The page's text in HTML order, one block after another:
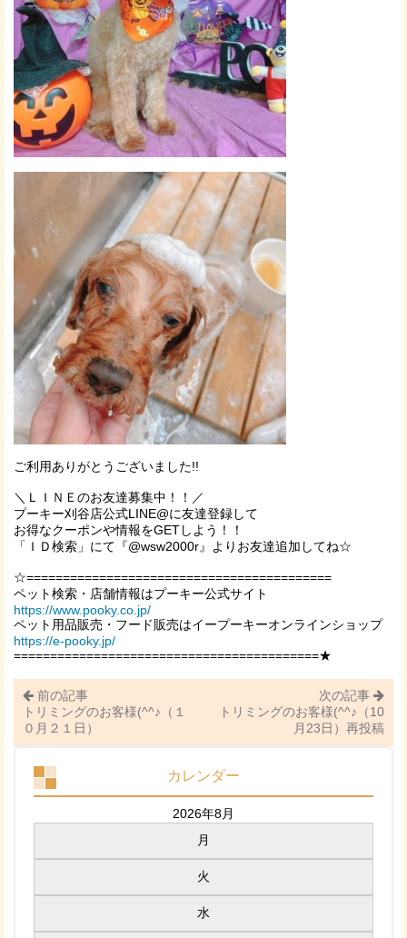
ご利用ありがとうございました!!
＼ＬＩＮＥのお友達募集中！！／
プーキー刈谷店公式LINE@に友達登録して
お得なクーポンや情報をGETしよう！！
「ＩＤ検索」にて『@wsw2000r』よりお友達追加してね☆
☆==========================================
ペット検索・店舗情報はプーキー公式サイト
https://www.pooky.co.jp/
ペット用品販売・フード販売はイープーキーオンラインショップ
https://e-pooky.jp/
==========================================★
前の記事
トリミングのお客様(^^♪（１
０月２１日）
次の記事
トリミングのお客様(^^♪（10
月23日）再投稿
カレンダー
2026年8月
月
火
水